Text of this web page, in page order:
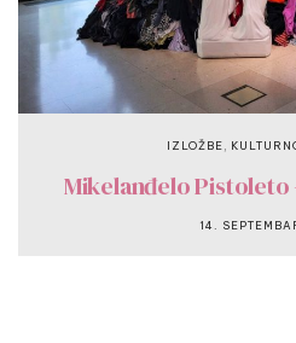
IZLOŽBE
Mikelanđelo Pistoleto
14.